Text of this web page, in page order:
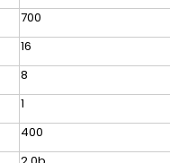
700
16
8
1
400